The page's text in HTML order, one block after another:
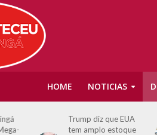
HOME NOTICIAS
Trump diz que EUA
tem amplo estoque